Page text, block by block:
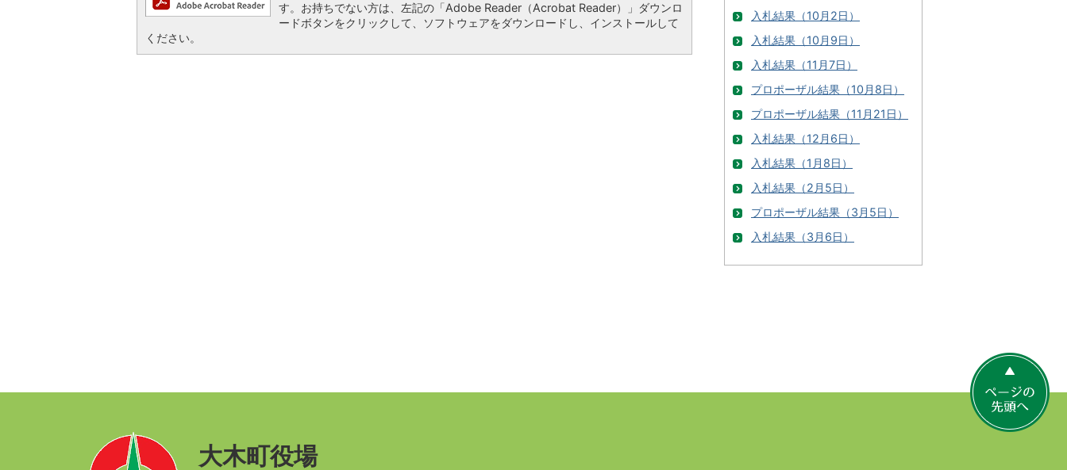
す。お持ちでない方は、左記の「Adobe Reader（Acrobat Reader）」ダウンロ
ードボタンをクリックして、ソフトウェアをダウンロードし、インストールして
ください。
入札結果（10月2日）
入札結果（10月9日）
入札結果（11月7日）
プロポーザル結果（10月8日）
プロポーザル結果（11月21日）
入札結果（12月6日）
入札結果（1月8日）
入札結果（2月5日）
プロポーザル結果（3月5日）
入札結果（3月6日）
ー
ジ
の
大木町役場